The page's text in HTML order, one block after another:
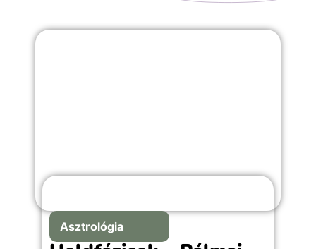
Asztrológia